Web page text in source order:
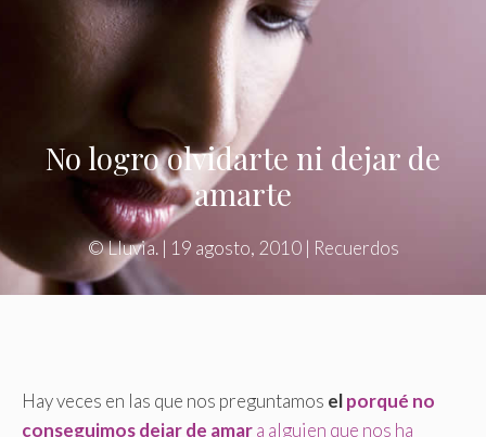
No logro olvidarte ni dejar de
amarte
©Lluvia.| 19 agosto, 2010| Recuerdos
Hay veces en las que nos preguntamos elporqué no
conseguimos dejar de amara alguien que nos ha